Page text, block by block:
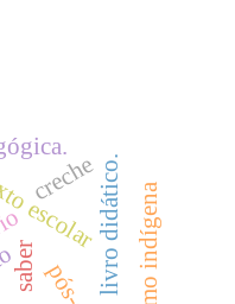
escolar
saber livro didático.
creche